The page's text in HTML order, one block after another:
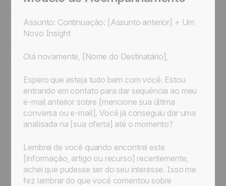
Assunto: Continuação: [Assunto anterior] + Um
Novo Insight
Olá novamente, [Nome do Destinatário],
Espero que esteja tudo bem com você. Estou
entrando em contato para dar sequência ao meu
e-mail anterior sobre [mencione sua última
conversa ou e-mail]. Você já conseguiu dar uma
analisada na [sua oferta] até o momento?
Lembrei de você quando encontrei este
[informação, artigo ou recurso] recentemente,
achei que pudesse ser do seu interesse. Isso me
fez lembrar do que você comentou sobre